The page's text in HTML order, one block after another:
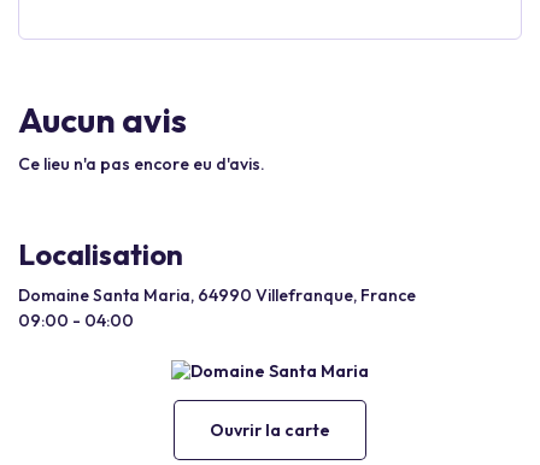
Aucun avis
Ce lieu n'a pas encore eu d'avis.
Localisation
Domaine Santa Maria, 64990 Villefranque, France
09:00 - 04:00
Ouvrir la carte